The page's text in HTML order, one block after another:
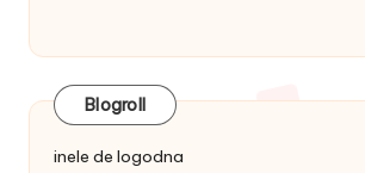
Blogroll
inele de logodna